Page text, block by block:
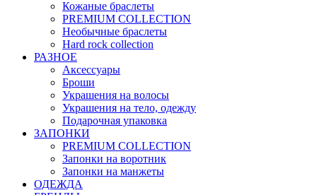
Кожаные браслеты
PREMIUM COLLECTION
Необычные браслеты
Hard rock collection
РАЗНОЕ
Аксессуары
Броши
Украшения на волосы
Украшения на тело, одежду
Подарочная упаковка
ЗАПОНКИ
PREMIUM COLLECTION
Запонки на воротник
Запонки на манжеты
ОДЕЖДА